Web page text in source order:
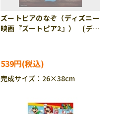
ズートピアのなぞ（ディズニー
映画『ズートピア2』） (ディ
539円
完成サイズ：26×38cm